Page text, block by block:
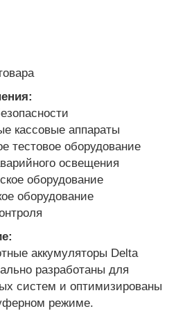
кассовые аппараты
тестовое оборудование
освещения
оборудование
оборудование
аккумуляторы Delta
разработаны для
систем и оптимизированы
режиме.